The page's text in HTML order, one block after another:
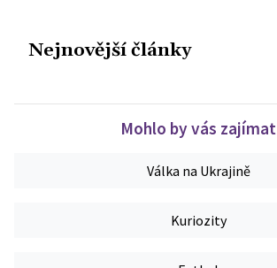
Nejnovější články
Mohlo by vás zajímat
Válka na Ukrajině
Kuriozity